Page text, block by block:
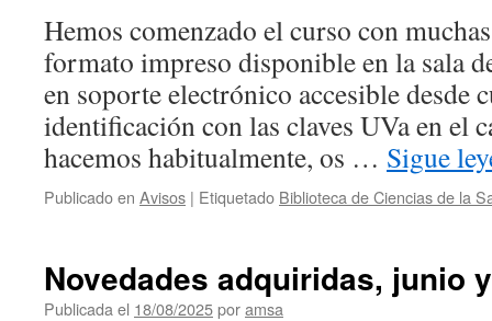
Hemos comenzado el curso con
formato impreso disponible en la sala
en soporte electrónico accesible desde
identificación con las claves UVa en el
hacemos habitualmente, os … Sigue
Publicado en Avisos | Etiquetado Biblioteca de Ciencias de la
Novedades adquiridas, junio
Publicada el 18/08/2025poramsa